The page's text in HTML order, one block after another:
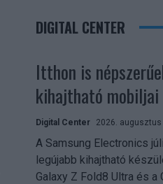
DIGITAL CENTER
Itthon is
kihajtható mobiljai
Digital Center 2026. augusztus
A Samsung Electronics
legújabb kihajtható
Galaxy Z Fold8 Ultra és a